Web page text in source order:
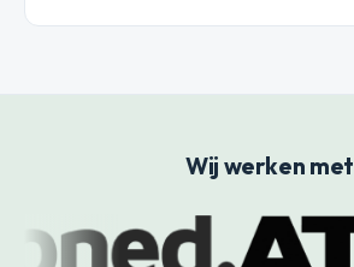
Wij werken met